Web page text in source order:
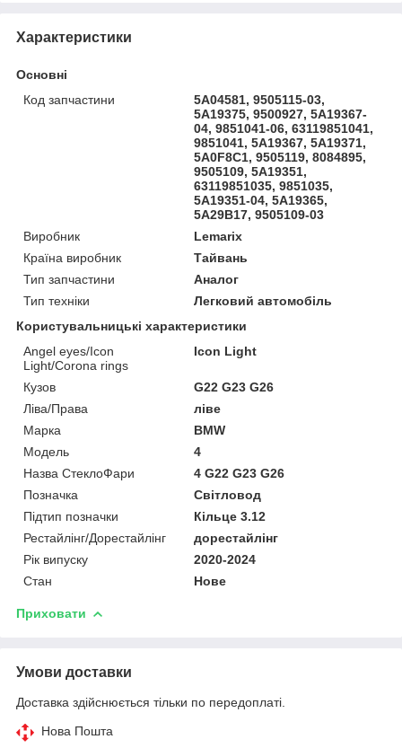
Характеристики
Основні
Код запчастини
5A04581, 9505115-03,
5A19375, 9500927, 5A19367-
04, 9851041-06, 63119851041,
9851041, 5A19367, 5A19371,
5A0F8C1, 9505119, 8084895,
9505109, 5A19351,
63119851035, 9851035,
5A19351-04, 5A19365,
5A29B17, 9505109-03
Виробник
Lemarix
Країна виробник
Тайвань
Тип запчастини
Аналог
Тип техніки
Легковий автомобіль
Користувальницькі характеристики
Angel eyes/Icon
Light/Corona rings
Icon Light
Кузов
G22 G23 G26
Ліва/Права
ліве
Марка
BMW
Мoдель
4
Назва СтеклоФари
4 G22 G23 G26
Позначка
Світловод
Підтип позначки
Кільце 3.12
Рестайлінг/Дорестайлінг
дорестайлінг
Рік випуску
2020-2024
Стан
Нове
Приховати
Умови доставки
Доставка здійснюється тільки по передоплаті.
Нова Пошта